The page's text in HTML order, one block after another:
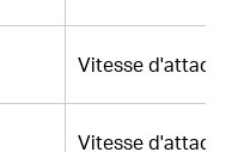
Vitesse
Vitesse